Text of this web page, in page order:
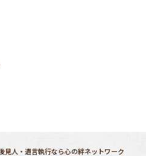
見人・遺言執行なら心の絆ネットワーク